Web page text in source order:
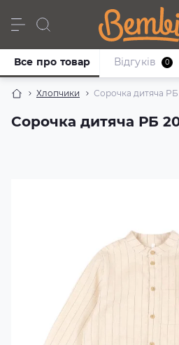
Дівчата Хлопці
Хлопчики Сорочка дитяча
Сорочка дитяча РБ
Все про товар Відгуків 0